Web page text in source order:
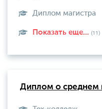
Диплом магистра
Показать еще... (11)
Диплом о среднем